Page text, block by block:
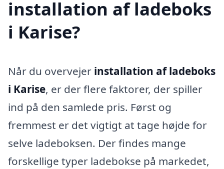
installation af ladeboks
i Karise?
Når du overvejer installation af ladeboks
i Karise, er der flere faktorer, der spiller
ind på den samlede pris. Først og
fremmest er det vigtigt at tage højde for
selve ladeboksen. Der findes mange
forskellige typer ladebokse på markedet,